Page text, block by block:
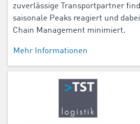
zuverlässige Transportpartner
saisonale Peaks reagiert und
Chain Management minimiert.
Mehr Informationen